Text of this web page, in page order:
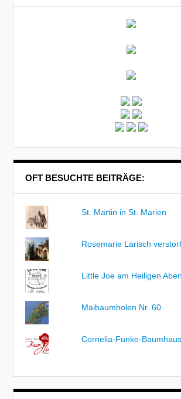
OFT BESUCHTE BEITRÄGE:
St. Martin in St. Marien
Rosemarie Larisch
Little Joe am Heiligen
Maibaumholen Nr. 60
Cornelia-Funke-Baumhaus